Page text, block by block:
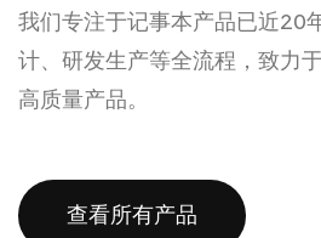
我们专注于记事本产品已近20
计、研发生产等全流程，致力
高质量产品。
查看所有产品